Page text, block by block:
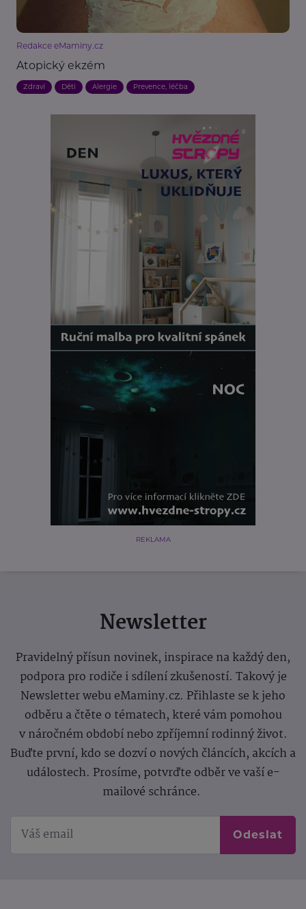
Redakce eMaminy.cz
Atopický ekzém
Zdraví Děti Alergie Prevence, léčba
REKLAMA
Newsletter
Pravidelný přísun novinek, inspirace na každý den,
podpora pro rodiče i sdílení zkušeností. Takový je
Newsletter webu eMaminy.cz. Přihlaste se k jeho
odběru a čtěte o tématech, které vám pomohou
v náročném období nebo zpříjemní rodinný život.
Buďte první, kdo se dozví o nových článcích, akcích a
událostech. Prosíme, potvrďte odběr ve vaší e-
mailové schránce.
Odeslat